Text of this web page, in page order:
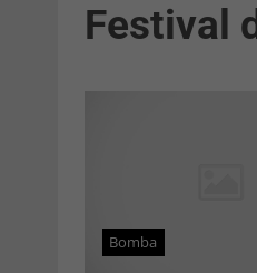
Festival
Bomba